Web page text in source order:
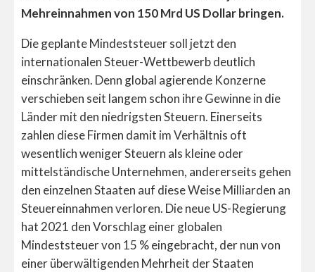
Mehreinnahmen von 150 Mrd US Dollar bringen.
Die geplante Mindeststeuer soll jetzt den
internationalen Steuer-Wettbewerb deutlich
einschränken. Denn global agierende Konzerne
verschieben seit langem schon ihre Gewinne in die
Länder mit den niedrigsten Steuern. Einerseits
zahlen diese Firmen damit im Verhältnis oft
wesentlich weniger Steuern als kleine oder
mittelständische Unternehmen, andererseits gehen
den einzelnen Staaten auf diese Weise Milliarden an
Steuereinnahmen verloren. Die neue US-Regierung
hat 2021 den Vorschlag einer globalen
Mindeststeuer von 15 % eingebracht, der nun von
einer überwältigenden Mehrheit der Staaten